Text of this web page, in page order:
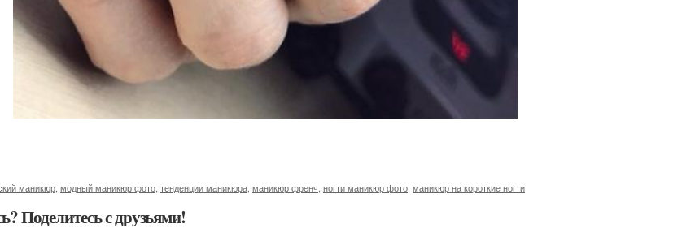
маникюр модный маникюр фото тенденции маникюра маникюр френч ногти маникюр фото маникюр на короткие ногти
Поделитесь с друзьями!